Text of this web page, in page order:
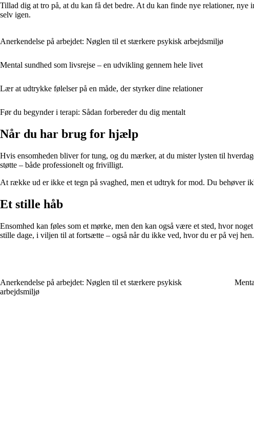
Tillad dig at tro på, at du kan få det bedre. At du kan finde nye relationer,
selv igen.
Anerkendelse på arbejdet: Nøglen til et stærkere psykisk arbejdsmiljø
Mental sundhed som livsrejse – en udvikling gennem hele livet
Lær at udtrykke følelser på en måde, der styrker dine relationer
Før du begynder i terapi: Sådan forbereder du dig mentalt
Når du har brug for hjælp
Hvis ensomheden bliver for tung, og du mærker, at du mister lysten til
støtte – både professionelt og frivilligt.
At række ud er ikke et tegn på svaghed, men et udtryk for mod. Du behøver
Et stille håb
Ensomhed kan føles som et mørke, men den kan også være et sted, hvor
stille dage, i viljen til at fortsætte – også når du ikke ved, hvor du er på vej hen.
Anerkendelse på arbejdet: Nøglen til et stærkere psykisk
arbejdsmiljø